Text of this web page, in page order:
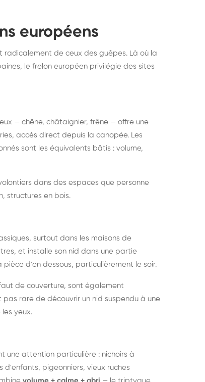
européens
radicalement de ceux des guêpes. Là où la
le frelon européen privilégie des sites
— chêne, châtaignier, frêne — offre une
accès direct depuis la canopée. Les
sont les équivalents bâtis : volume,
dans des espaces que personne
structures en bois.
surtout dans les maisons de
et installe son nid dans une partie
d'en dessous, particulièrement le soir.
de couverture, sont également
rare de découvrir un nid suspendu à une
yeux.
une attention particulière : nichoirs à
pigeonniers, vieux ruches